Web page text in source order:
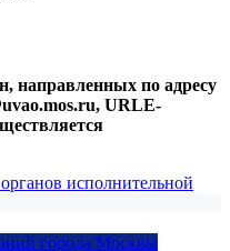
направленных по адресу
URLE-